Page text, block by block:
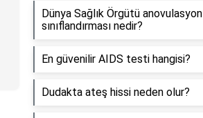
Dünya Sağlık Örgütü anovulasyon
sınıflandırması nedir?
En güvenilir AIDS testi hangisi?
Dudakta ateş hissi neden olur?